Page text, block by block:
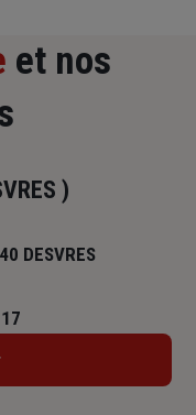
et nos
)
DESVRES